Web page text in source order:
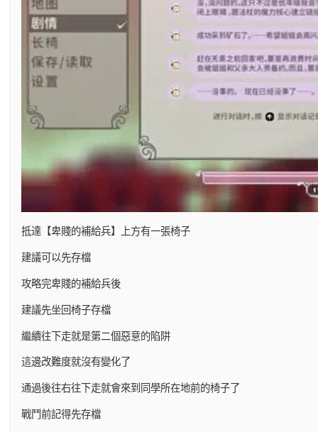
抵達【卑賤的補給兵】上方有一張椅子
建議可以先存檔
攻略完卑賤的補給兵後
建議先坐回椅子存檔
繼續往下走就是第二個惡意的陷阱
這邊改難度就沒有變化了
通過後往右往下走就會來到同學所在地前的椅子了
戰鬥前記得先存檔